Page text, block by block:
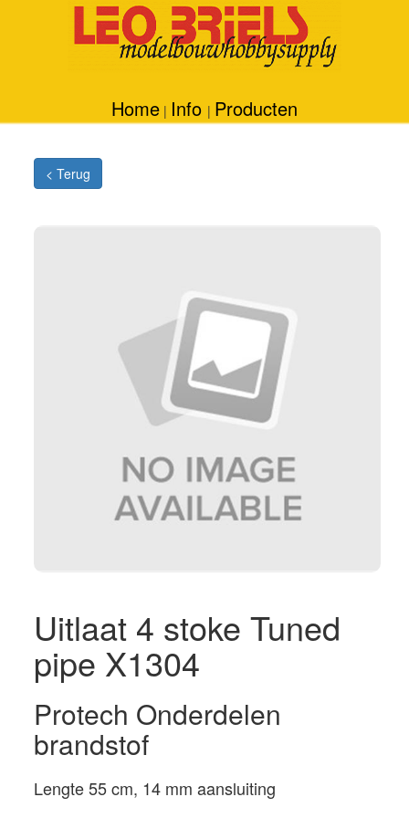
Home | Info | Producten
< Terug
Uitlaat 4 stoke Tuned
pipe X1304
Protech Onderdelen
brandstof
Lengte 55 cm, 14 mm aansluiting